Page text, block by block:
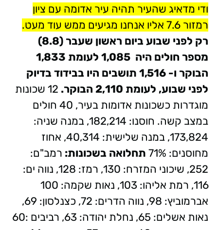
ודי מדאיג שהעיר תהיה עיר אדומה עם ציון
רמזור 7.6 אליו אנחנו מגיעים ממש עוד מעט.
רק לפני שבוע ביום ראשון שעבר (8.8)
מספר חולים היה 1,085 לעומת 1,833
הבוקר ו- 1,516 תושבים היו בבידוד בדיוק
לפני שבוע, לעומת 2,110 הבוקר.
12 שכונות
מוגדרות כשכונות אדומות בעיר, 40 חולים
במצב קשה. חוסנו: 182,214, במנה שניה:
173,824, במנה שלישית: 40,314, אחוז
מחוסנים: 71%
תחלואה בשכונות: רמב"ם:
252, שיכוני המזרח: 130, רמז: 128, נווה ים:
116, רמת אליהו: 103, נאות שקמה: 100
אברמוביץ: 98, נווה הדרים: 72, כצנלסון: 69,
נאות אשלים: 65, נחלת יהודה: 63, רביבים :60